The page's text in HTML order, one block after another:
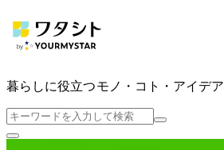
暮らしに役立つモノ・コト・アイデア